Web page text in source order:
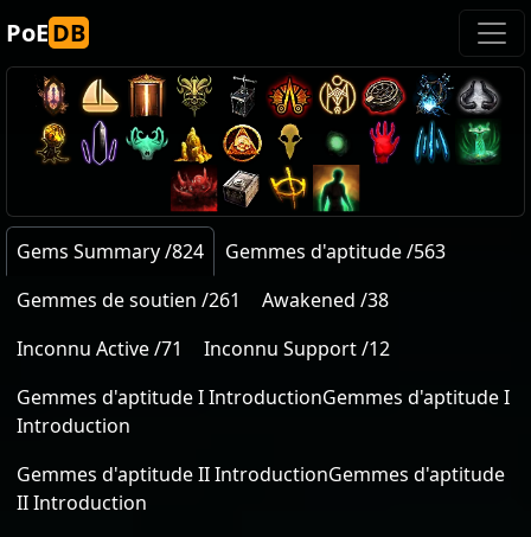
PoEDB
Gems Summary /824
Gemmes d'aptitude /563
Gemmes de soutien /261
Awakened /38
Inconnu Active /71
Inconnu Support /12
Gemmes d'aptitude I IntroductionGemmes d'aptitude I
Introduction
Gemmes d'aptitude II IntroductionGemmes d'aptitude
II Introduction